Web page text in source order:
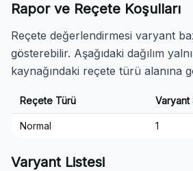
Rapor ve Reçete Koşulları
Reçete değerlendirmesi varyant
gösterebilir. Aşağıdaki dağılım
kaynağındaki reçete türü alanına
Reçete Türü Varyant
Normal 1
Varyant Listesi